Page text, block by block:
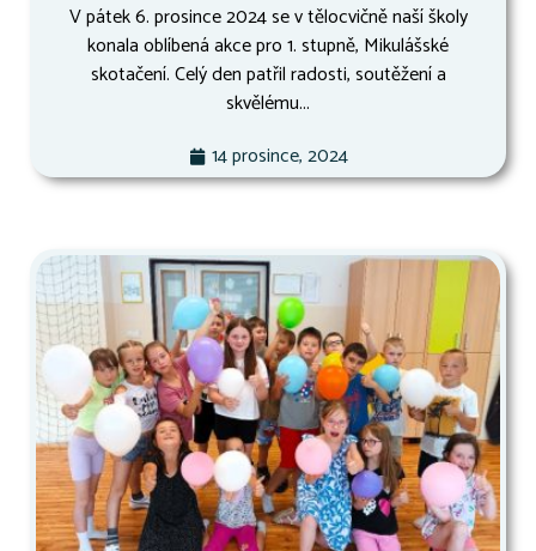
V pátek 6. prosince 2024 se v tělocvičně naší školy
konala oblíbená akce pro 1. stupně, Mikulášské
skotačení. Celý den patřil radosti, soutěžení a
skvělému...
14 prosince, 2024